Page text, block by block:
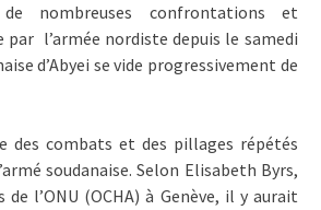
nombreuses confrontations et
l’armée nordiste depuis le samedi
d’Abyei se vide progressivement de
des combats et des pillages répétés
soudanaise. Selon Elisabeth Byrs,
l’ONU (OCHA) à Genève, il y aurait